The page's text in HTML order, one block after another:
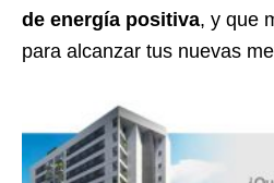
de energía positiva, y que
para alcanzar tus nuevas